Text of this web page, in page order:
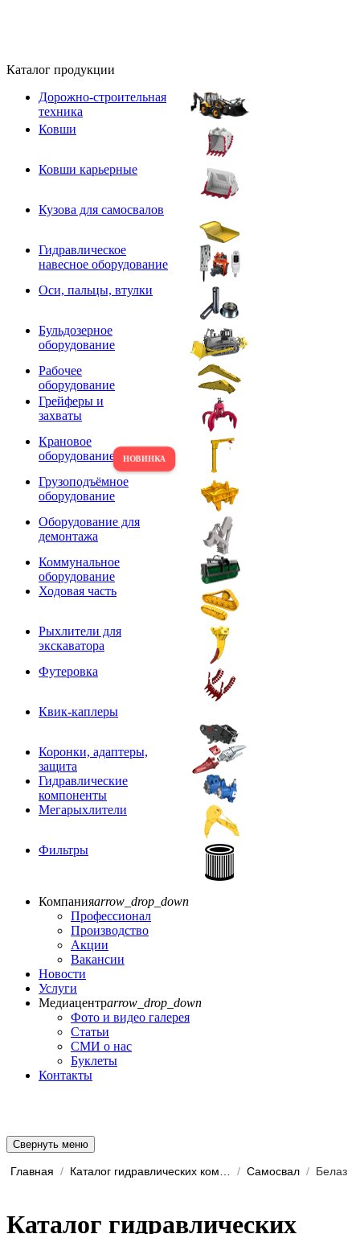
Каталог продукции
Дорожно-строительная
техника
Ковши
Ковши карьерные
Кузова для самосвалов
Гидравлическое
навесное оборудование
Оси, пальцы, втулки
Бульдозерное
оборудование
Рабочее
оборудование
Грейферы и
захваты
Крановое
оборудование
Грузоподъёмное
оборудование
Оборудование для
демонтажа
Коммунальное
оборудование
Ходовая часть
Рыхлители для
экскаватора
Футеровка
Квик-каплеры
Коронки, адаптеры,
защита
Гидравлические
компоненты
Мегарыхлители
Фильтры
Компанияarrow_drop_down
Профессионал
Производство
Акции
Вакансии
Новости
Услуги
Медиацентрarrow_drop_down
Фото и видео галерея
Статьи
СМИ о нас
Буклеты
Контакты
Свернуть меню
Главная / / Самосвал / Белаз
Каталог гидравлических